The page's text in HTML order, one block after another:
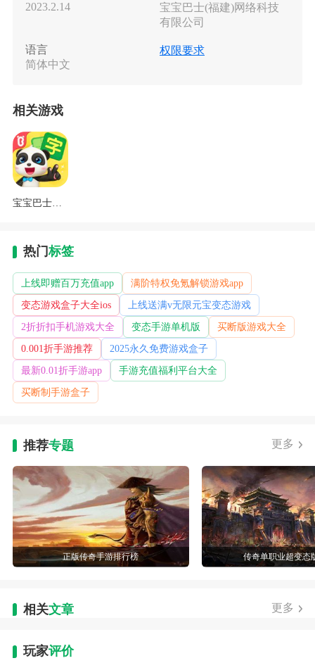
2023.2.14
宝宝巴士(福建)网络科技
有限公司
语言
简体中文
权限要求
允许程序访问电话状态
程序可以读取设备外部存储空间的文件
程序写入外部存储
允许程序写入外部存储
防止手机休眠
允许程序在手机屏幕关闭后后台进程仍然运行
查看网络连接
改变WiFi状态
更改网络连接性
改变网络状态如是否能联网
完全的网络访问权限
访问网络连接,可能产生GPRS流量
查看WLAN连接
获取当前WiFi接入的状态以及WLAN热点的信息
拍摄照片和视频
允许访问摄像头进行拍照
录音
录制声音通过手机或耳机的麦克
相关游戏
宝宝巴士汉字电脑版下载
热门标签
上线即赠百万充值app
满阶特权免氪解锁游戏app
变态游戏盒子大全ios
上线送满v无限元宝变态游戏
2折折扣手机游戏大全
变态手游单机版
买断版游戏大全
0.001折手游推荐
2025永久免费游戏盒子
最新0.01折手游app
手游充值福利平台大全
买断制手游盒子
推荐专题 更多
正版传奇手游排行榜 传奇单职业超变态
相关文章 更多
玩家评价